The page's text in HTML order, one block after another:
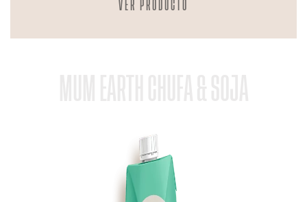
VER PRODUCTO